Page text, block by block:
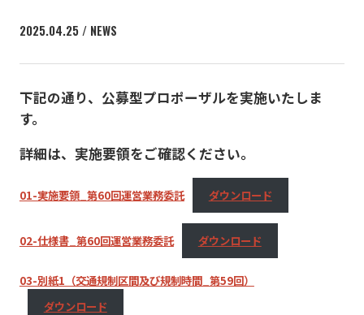
2025.04.25 / NEWS
下記の通り、公募型プロポーザルを実施いたしま
す。
詳細は、実施要領をご確認ください。
01-実施要領_第60回運営業務委託 ダウンロード
02-仕様書_第60回運営業務委託 ダウンロード
03-別紙1（交通規制区間及び規制時間_第59回）
ダウンロード